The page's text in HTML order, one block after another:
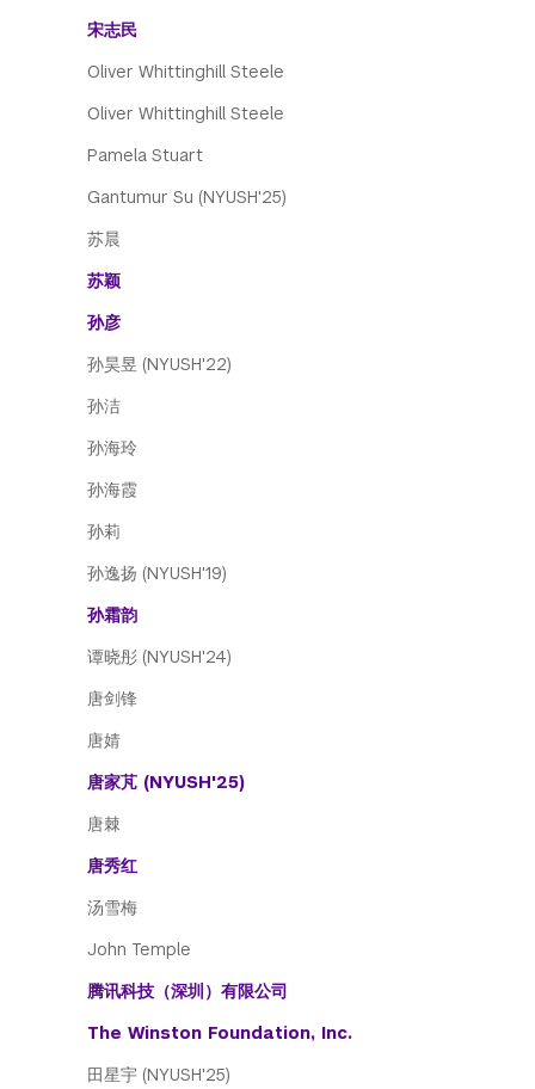
宋志民
Oliver Whittinghill Steele
Oliver Whittinghill Steele
Pamela Stuart
Gantumur Su (NYUSH'25)
苏晨
苏颖
孙彦
孙昊昱 (NYUSH'22)
孙洁
孙海玲
孙海霞
孙莉
孙逸扬 (NYUSH'19)
孙霜韵
谭晓彤 (NYUSH'24)
唐剑锋
唐婧
唐家芃 (NYUSH'25)
唐棘
唐秀红
汤雪梅
John Temple
腾讯科技（深圳）有限公司
The Winston Foundation, Inc.
田星宇 (NYUSH'25)